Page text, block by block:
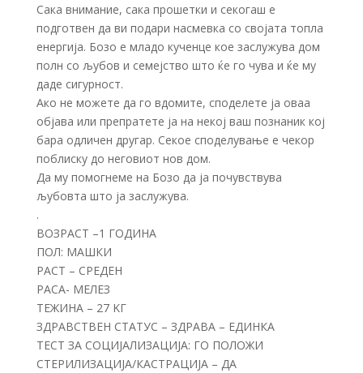
Сака внимание, сака прошетки и секогаш е
подготвен да ви подари насмевка со својата топла
енергија. Бозо е младо кученце кое заслужува дом
полн со љубов и семејство што ќе го чува и ќе му
даде сигурност.
Ако не можете да го вдомите, споделете ја оваа
објава или препратете ја на некој ваш познаник кој
бара одличен другар. Секое споделување е чекор
поблиску до неговиот нов дом.
Да му помогнеме на Бозо да ја почувствува
љубовта што ја заслужува.
.
ВОЗРАСТ –1 ГОДИНА
ПОЛ: МАШКИ
РАСТ – СРЕДЕН
РАСА- МЕЛЕЗ
ТЕЖИНА – 27 KГ
ЗДРАВСТВЕН СТАТУС – ЗДРАВА – ЕДИНКА
ТЕСТ ЗА СОЦИЈАЛИЗАЦИЈА: ГО ПОЛОЖИ
СТЕРИЛИЗАЦИЈА/КАСТРАЦИЈА – ДА